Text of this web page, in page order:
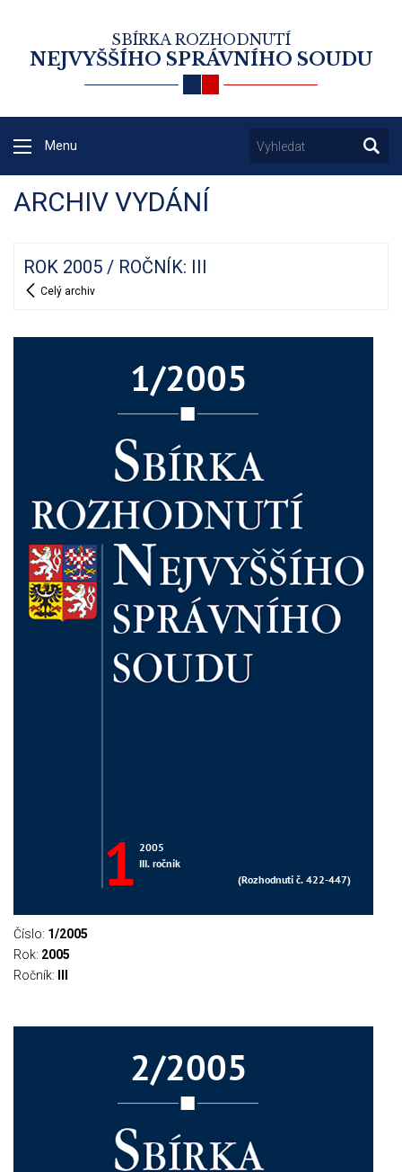
SBÍRKA ROZHODNUTÍ
NEJVYŠŠÍHO SPRÁVNÍHO SOUDU
Menu
ARCHIV VYDÁNÍ
ROK 2005 / ROČNÍK: III
Celý archiv
Číslo: 1/2005
Rok: 2005
Ročník: